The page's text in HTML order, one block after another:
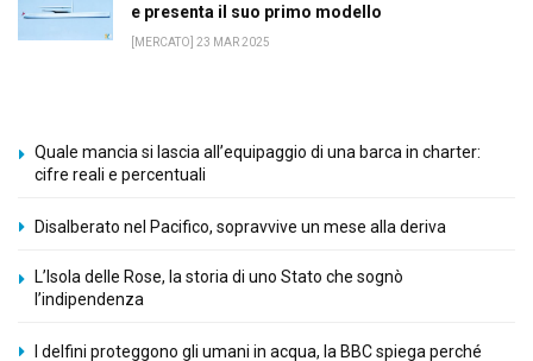
e presenta il suo primo modello
[MERCATO] 23 MAR 2025
Quale mancia si lascia all’equipaggio di una barca in charter:
cifre reali e percentuali
Disalberato nel Pacifico, sopravvive un mese alla deriva
L’Isola delle Rose, la storia di uno Stato che sognò
l’indipendenza
I delfini proteggono gli umani in acqua, la BBC spiega perché